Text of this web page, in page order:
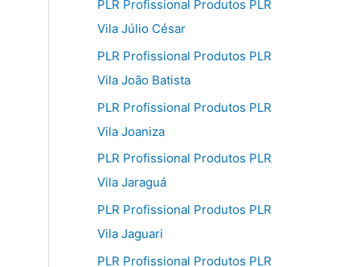
PLR Profissional Produtos PLR
Vila Júlio César
PLR Profissional Produtos PLR
Vila João Batista
PLR Profissional Produtos PLR
Vila Joaniza
PLR Profissional Produtos PLR
Vila Jaraguá
PLR Profissional Produtos PLR
Vila Jaguari
PLR Profissional Produtos PLR